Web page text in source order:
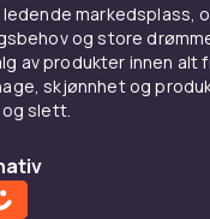
ledende markedsplass,
og store
av produkter innen alt
skjønnhet og
slett.